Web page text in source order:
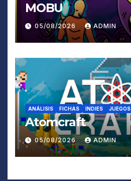
MOBU
05/08/2026 ADMIN
ANÁLISIS FICHAS INDIES JUEGOS
Atomcraft
05/08/2026 ADMIN